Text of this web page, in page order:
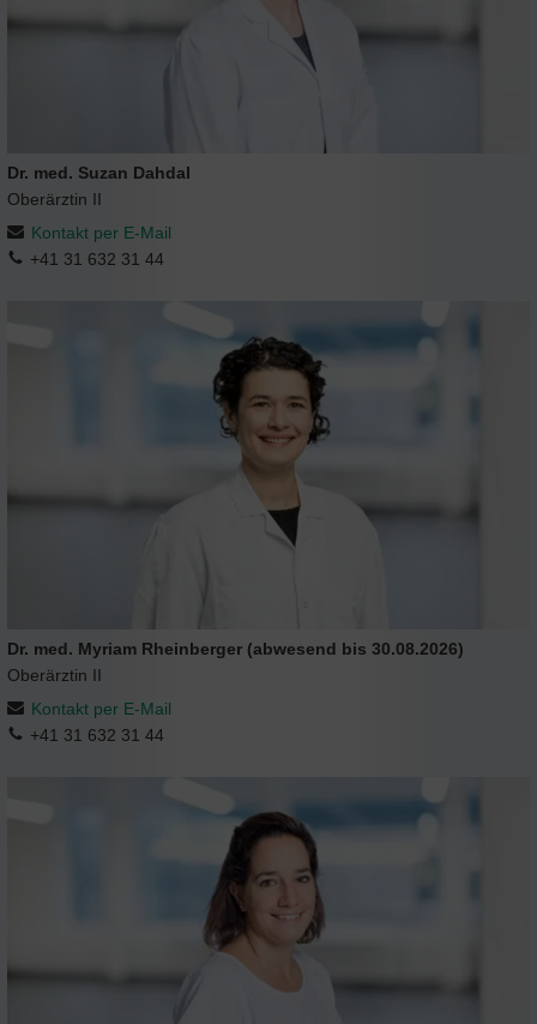
Dr. med. Suzan Dahdal
Oberärztin II
Kontakt per E-Mail
+41 31 632 31 44
Dr. med. Myriam Rheinberger (abwesend bis 30.08.2026)
Oberärztin II
Kontakt per E-Mail
+41 31 632 31 44